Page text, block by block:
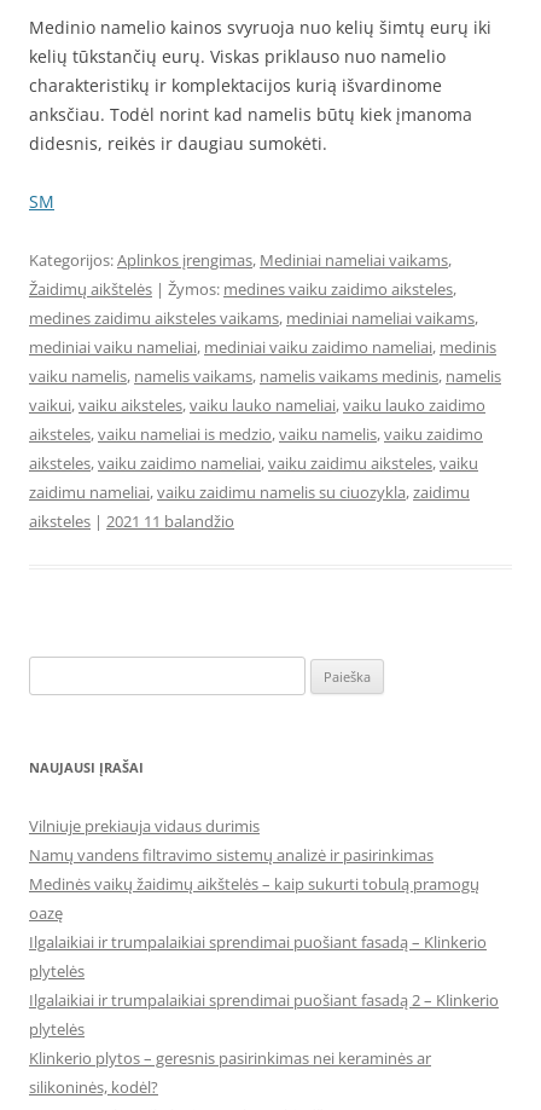
Medinio namelio kainos svyruoja nuo kelių šimtų eurų iki
kelių tūkstančių eurų. Viskas priklauso nuo namelio
charakteristikų ir komplektacijos kurią išvardinome
anksčiau. Todėl norint kad namelis būtų kiek įmanoma
didesnis, reikės ir daugiau sumokėti.
SM
Kategorijos:Aplinkos įrengimas, Mediniai nameliai vaikams,
Žaidimų aikštelės | Žymos: medines vaiku zaidimo aiksteles,
medines zaidimu aiksteles vaikams, mediniai nameliai vaikams,
mediniai vaiku nameliai, mediniai vaiku zaidimo nameliai, medinis
vaiku namelis, namelis vaikams, namelis vaikams medinis, namelis
vaikui,vaiku aiksteles,vaiku lauko nameliai,vaiku lauko zaidimo
aiksteles,vaiku nameliai is medzio,vaiku namelis,vaiku zaidimo
aiksteles,vaiku zaidimo nameliai,vaiku zaidimu aiksteles,vaiku
zaidimu nameliai,vaiku zaidimu namelis su ciuozykla,zaidimu
aiksteles | 2021 11 balandžio
NAUJAUSI ĮRAŠAI
Vilniuje prekiauja vidaus durimis
Namų vandens filtravimo sistemų analizė ir pasirinkimas
Medinės vaikų žaidimų aikštelės – kaip sukurti tobulą pramogų
oazę
Ilgalaikiai ir trumpalaikiai sprendimai puošiant fasadą – Klinkerio
plytelės
Ilgalaikiai ir trumpalaikiai sprendimai puošiant fasadą 2 – Klinkerio
plytelės
Klinkerio plytos – geresnis pasirinkimas nei keraminės ar
silikoninės, kodėl?